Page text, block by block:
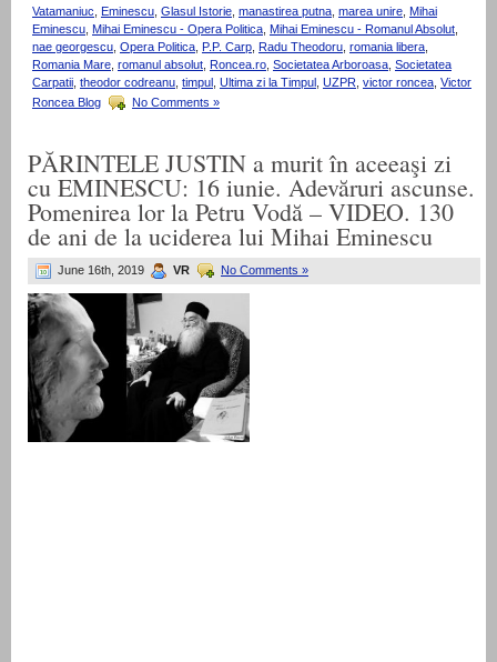
Vatamaniuc, Eminescu, Glasul Istorie, manastirea putna, marea unire, Mihai
Eminescu, Mihai Eminescu - Opera Politica, Mihai Eminescu - Romanul Absolut,
nae georgescu, Opera Politica, P.P. Carp, Radu Theodoru, romania libera,
Romania Mare, romanul absolut, Roncea.ro, Societatea Arboroasa, Societatea
Carpatii, theodor codreanu, timpul , Ultima zi la Timpul , UZPR, victor roncea, Victor
Roncea Blog
No Comments »
PĂRINTELE JUSTIN a murit în aceeaşi zi
cu EMINESCU: 16 iunie. Adevăruri ascunse.
Pomenirea lor la Petru Vodă – VIDEO. 130
de ani de la uciderea lui Mihai Eminescu
June 16th, 2019 VR No Comments »